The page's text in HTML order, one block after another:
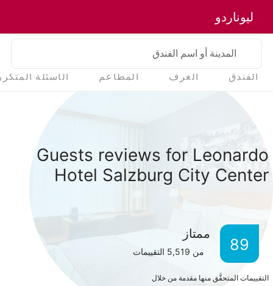
ليوناردو
المدينة أو اسم الفندق
الفندق الغرف المطاعم الأسئلة
Guests reviews for Leonardo
Hotel Salzburg City Center
89
ممتاز
من 5,519 التقييمات
التقييمات المتحقَّق منها مقدمة من خلال